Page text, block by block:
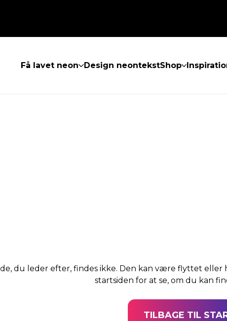
Få lavet neon Design neontekstShop
du leder efter, findes ikke. Den kan være flyttet
startsiden for at se, om du kan
TILBAGE TIL